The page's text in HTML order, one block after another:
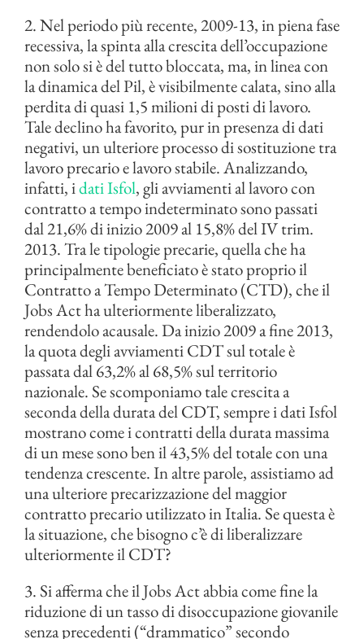
2. Nel periodo più recente, 2009-13, in piena fase
recessiva, la spinta alla crescita dell’occupazione
non solo si è del tutto bloccata, ma, in linea con
la dinamica del Pil, è visibilmente calata, sino alla
perdita di quasi 1,5 milioni di posti di lavoro.
Tale declino ha favorito, pur in presenza di dati
negativi, un ulteriore processo di sostituzione tra
lavoro precario e lavoro stabile. Analizzando,
infatti, idati Isfol, gli avviamenti al lavoro con
contratto a tempo indeterminato sono passati
dal 21,6% di inizio 2009 al 15,8% del IV trim.
2013. Tra le tipologie precarie, quella che ha
principalmente beneficiato è stato proprio il
Contratto a Tempo Determinato (CTD), che il
Jobs Act ha ulteriormente liberalizzato,
rendendolo acausale. Da inizio 2009 a fine 2013,
la quota degli avviamenti CDT sul totale è
passata dal 63,2% al 68,5% sul territorio
nazionale. Se scomponiamo tale crescita a
seconda della durata del CDT, sempre i dati Isfol
mostrano come i contratti della durata massima
di un mese sono ben il 43,5% del totale con una
tendenza crescente. In altre parole, assistiamo ad
una ulteriore precarizzazione del maggior
contratto precario utilizzato in Italia. Se questa è
la situazione, che bisogno c’è di liberalizzare
ulteriormente il CDT?
3. Si afferma che il Jobs Act abbia come fine la
riduzione di un tasso di disoccupazione giovanile
senza precedenti (“drammatico” secondo